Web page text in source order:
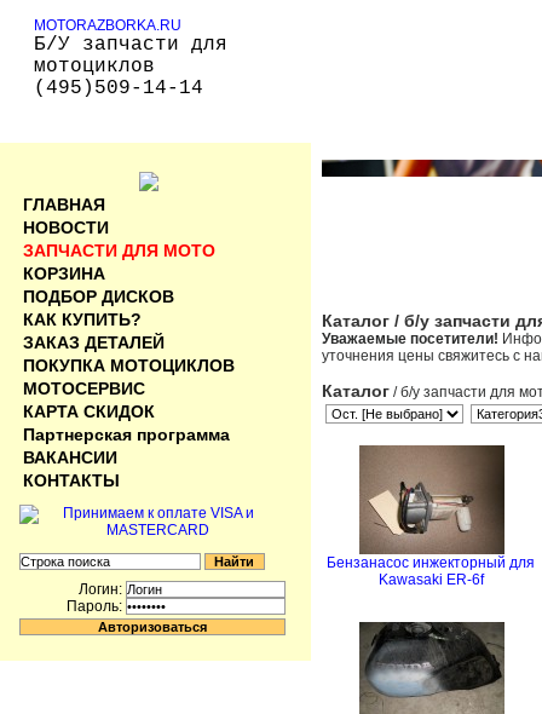
MOTORAZBORKA.RU
Б/У запчасти для
мотоциклов
(495)509-14-14
Каталог / б/у запчасти
Уважаемые посетители!
уточнения цены свяжитесь с
Каталог / б/у запчасти для
Бензанасос инжекторный для
Kawasaki ER-6f
ГЛАВНАЯ
НОВОСТИ
ЗАПЧАСТИ ДЛЯ МОТО
КОРЗИНА
ПОДБОР ДИСКОВ
КАК КУПИТЬ?
ЗАКАЗ ДЕТАЛЕЙ
ПОКУПКА МОТОЦИКЛОВ
МОТОСЕРВИС
КАРТА СКИДОК
Партнерская программа
ВАКАНСИИ
КОНТАКТЫ
Логин:
Пароль: